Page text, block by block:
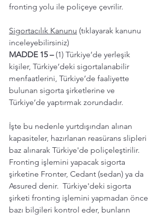
fronting yolu ile poliçeye çevrilir.
Sigortacılık Kanunu (tıklayarak kanunu
inceleyebilirsiniz)
MADDE 15 – (1) Türkiye’de yerleşik
kişiler, Türkiye’deki sigortalanabilir
menfaatlerini, Türkiye’de faaliyette
bulunan sigorta şirketlerine ve
Türkiye’de yaptırmak zorundadır.
İşte bu nedenle yurtdışından alınan
kapasiteler, hazırlanan reasürans slipleri
baz alınarak Türkiye'de poliçeleştirilir.
Fronting işlemini yapacak sigorta
şirketine Fronter, Cedant (sedan) ya da
Assured denir.  Türkiye'deki sigorta
şirketi fronting işlemini yapmadan önce
bazı bilgileri kontrol eder, bunların